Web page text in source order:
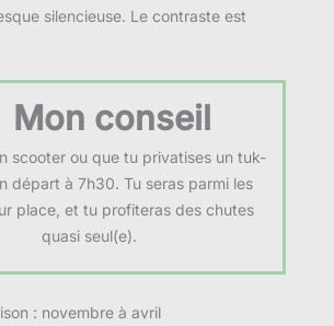
silencieuse. Le contraste est
Mon conseil
scooter ou que tu privatises un tuk-
départ à 7h30. Tu seras parmi les
place, et tu profiteras des chutes
quasi seul(e).
: novembre à avril